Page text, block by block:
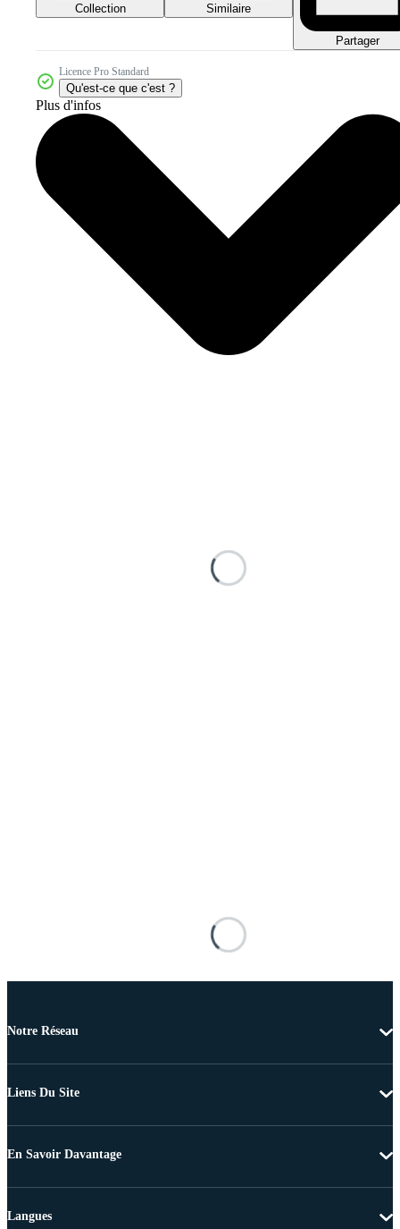
Collection Similaire
Partager
Licence Pro Standard
Qu'est-ce que c'est ?
Plus d'infos
Notre Réseau
Liens Du Site
En Savoir Davantage
Langues